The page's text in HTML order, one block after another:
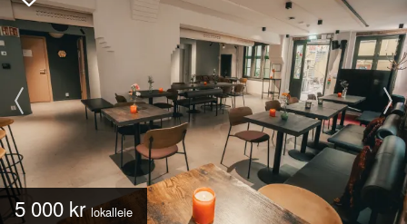
5 000 krlokalleie